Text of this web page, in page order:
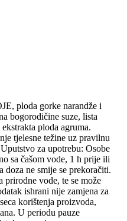
ploda gorke narandže i
bogorodičine suze, lista
ploda agruma.
tjelesne težine uz pravilnu
za upotrebu: Osobe
sa čašom vode, 1 h prije ili
doza ne smije se prekoračiti.
vode, te se može
ishrani nije zamjena za
korištenja proizvoda,
U periodu pauze